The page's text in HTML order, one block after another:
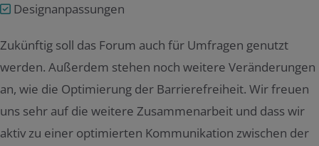
Designanpassungen
Zukünftig soll das Forum auch für Umfragen genutzt
werden. Außerdem stehen noch weitere Veränderungen
an, wie die Optimierung der Barrierefreiheit. Wir freuen
uns sehr auf die weitere Zusammenarbeit und dass wir
aktiv zu einer optimierten Kommunikation zwischen der